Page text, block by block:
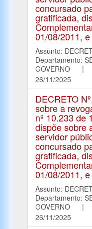
concursado
gratificada,
01/08/2011,
Assunto:
Departamento:
GOVERNO |
26/11/2025
DECRETO
sobre a
nº 10.233 de
dispõe sobre
servidor
concursado
gratificada,
01/08/2011,
Assunto:
Departamento:
GOVERNO |
26/11/2025